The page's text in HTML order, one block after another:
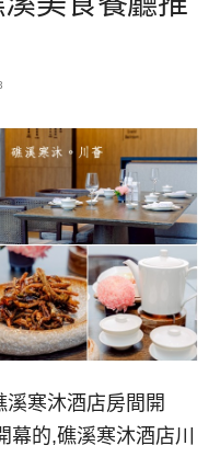
寒沐酒店房間開
的,礁溪寒沐酒店川